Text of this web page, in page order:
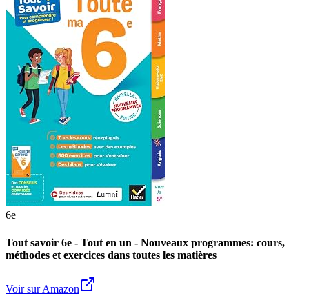
6e
Tout savoir 6e - Tout en un - Nouveaux programmes: cours,
méthodes et exercices dans toutes les matières
Voir sur Amazon